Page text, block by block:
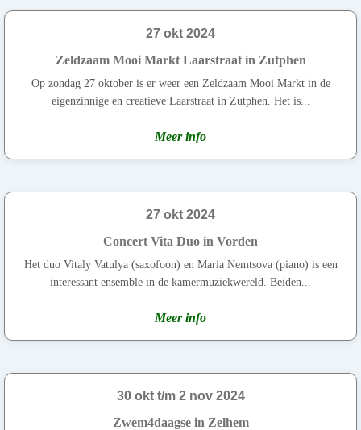
27 okt 2024
Zeldzaam Mooi Markt Laarstraat in Zutphen
Op zondag 27 oktober is er weer een Zeldzaam Mooi Markt in de
eigenzinnige en creatieve Laarstraat in Zutphen. Het is...
Meer info
27 okt 2024
Concert Vita Duo in Vorden
Het duo Vitaly Vatulya (saxofoon) en Maria Nemtsova (piano) is een
interessant ensemble in de kamermuziekwereld. Beiden...
Meer info
30 okt t/m 2 nov 2024
Zwem4daagse in Zelhem